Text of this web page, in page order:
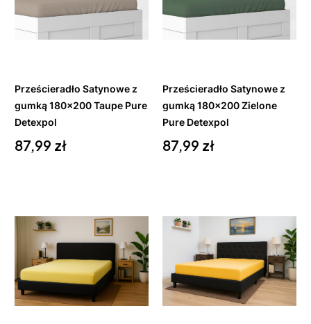
Do
Prześcieradło Satynowe z
gumką 180x200 Taupe Pure
Detexpol
Cena
87,99 zł
Do
Prześcieradło Satynowe z
gumką 180x200 Zielone
Pure Detexpol
Cena
87,99 zł